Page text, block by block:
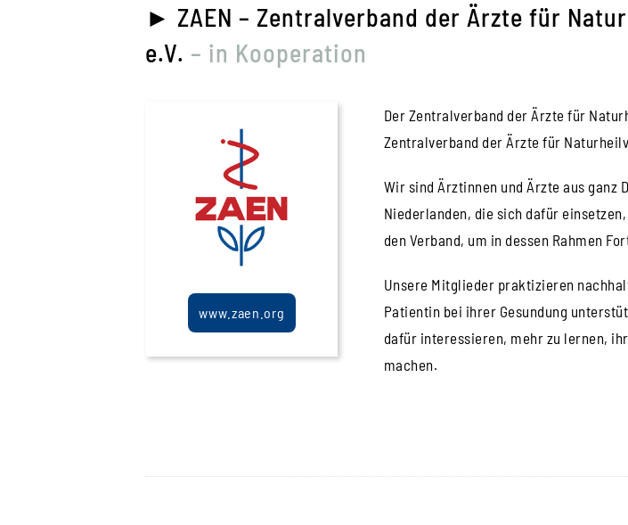
► ZAEN – Zentralverband der Ärzte für
e.V. – in Kooperation
www.zaen.org
Der Zentralverband der Ärzte für
Zentralverband der Ärzte für
Wir sind Ärztinnen und Ärzte aus ganz
Niederlanden, die sich dafür
den Verband, um in dessen Rahmen
Unsere Mitglieder praktizieren
Patientin bei ihrer Gesundung
dafür interessieren, mehr zu lernen,
machen.